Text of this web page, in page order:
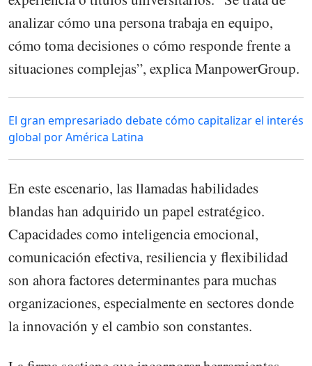
analizar cómo una persona trabaja en equipo,
cómo toma decisiones o cómo responde frente a
situaciones complejas”, explica ManpowerGroup.
El gran empresariado debate cómo capitalizar el interés
global por América Latina
En este escenario, las llamadas habilidades
blandas han adquirido un papel estratégico.
Capacidades como inteligencia emocional,
comunicación efectiva, resiliencia y flexibilidad
son ahora factores determinantes para muchas
organizaciones, especialmente en sectores donde
la innovación y el cambio son constantes.